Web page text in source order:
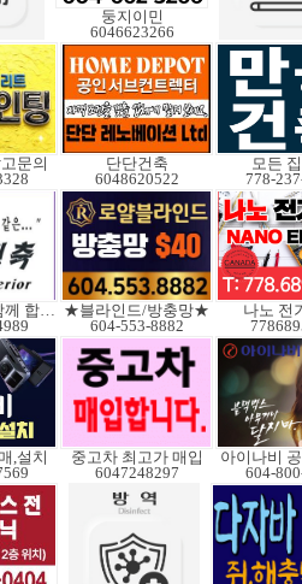
둥지이민
6046623266
문의
단단건축
6048620522
모든
778-
예림건축이 함께 합니다 ★블라인드/방충망★
604-553-8882
나노 전
,설치
중고차 최고가 매입
6047248297
아이나비
604-